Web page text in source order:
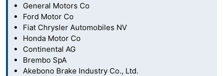
General Motors Co
Ford Motor Co
Fiat Chrysler Automobiles NV
Honda Motor Co
Continental AG
Brembo SpA
Akebono Brake Industry Co., Ltd.